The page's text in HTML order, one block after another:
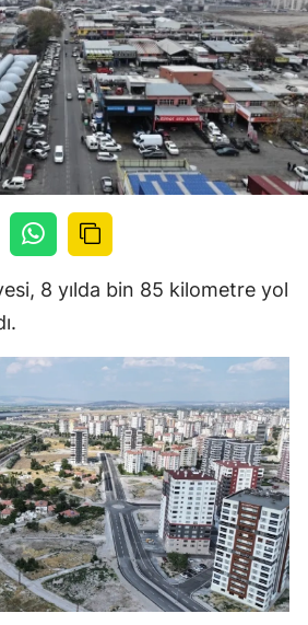
8 yılda bin 85 kilometre yol